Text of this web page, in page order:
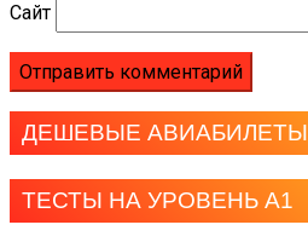
Сайт
ДЕШЕВЫЕ АВИАБИЛЕТЫ
ТЕСТЫ НА УРОВЕНЬ А1